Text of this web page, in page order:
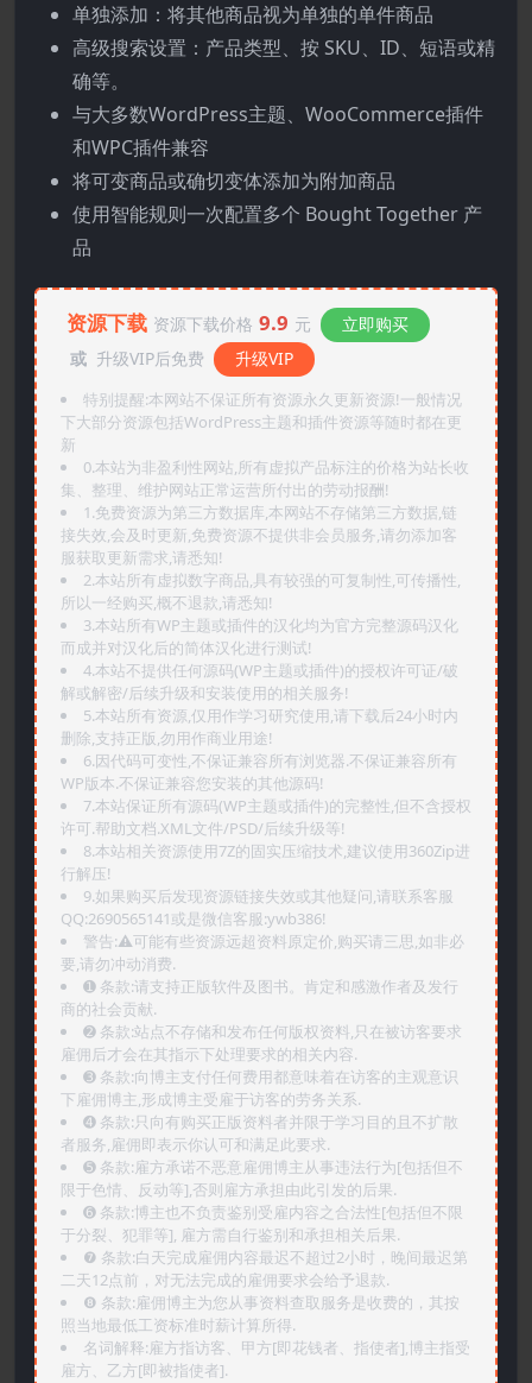
单独添加：将其他商品视为单独的单件商品
高级搜索设置：产品类型、按 SKU、ID、短语或精
确等。
与大多数WordPress主题、WooCommerce插件
和WPC插件兼容
将可变商品或确切变体添加为附加商品
使用智能规则一次配置多个 Bought Together 产
品
资源下载 资源下载价格 9.9 元
立即购买
或 升级VIP后免费 升级VIP
特别提醒:本网站不保证所有资源永久更新资源!一般情况
下大部分资源包括WordPress主题和插件资源等随时都在更
新
0.本站为非盈利性网站,所有虚拟产品标注的价格为站长收
集、整理、维护网站正常运营所付出的劳动报酬!
1.免费资源为第三方数据库,本网站不存储第三方数据,链
接失效,会及时更新,免费资源不提供非会员服务,请勿添加客
服获取更新需求,请悉知!
2.本站所有虚拟数字商品,具有较强的可复制性,可传播性,
所以一经购买,概不退款,请悉知!
3.本站所有WP主题或插件的汉化均为官方完整源码汉化
而成并对汉化后的简体汉化进行测试!
4.本站不提供任何源码(WP主题或插件)的授权许可证/破
解或解密/后续升级和安装使用的相关服务!
5.本站所有资源,仅用作学习研究使用,请下载后24小时内
删除,支持正版,勿用作商业用途!
6.因代码可变性,不保证兼容所有浏览器.不保证兼容所有
WP版本.不保证兼容您安装的其他源码!
7.本站保证所有源码(WP主题或插件)的完整性,但不含授权
许可.帮助文档.XML文件/PSD/后续升级等!
8.本站相关资源使用7Z的固实压缩技术,建议使用360Zip进
行解压!
9.如果购买后发现资源链接失效或其他疑问,请联系客服
QQ:2690565141或是微信客服:ywb386!
警告:⚠️可能有些资源远超资料原定价,购买请三思,如非必
要,请勿冲动消费.
➊️ 条款:请支持正版软件及图书。肯定和感激作者及发行
商的社会贡献.
➋️ 条款:站点不存储和发布任何版权资料,只在被访客要求
雇佣后才会在其指示下处理要求的相关内容.
➌️ 条款:向博主支付任何费用都意味着在访客的主观意识
下雇佣博主,形成博主受雇于访客的劳务关系.
➍️ 条款:只向有购买正版资料者并限于学习目的且不扩散
者服务,雇佣即表示你认可和满足此要求.
➎ 条款:雇方承诺不恶意雇佣博主从事违法行为[包括但不
限于色情、反动等],否则雇方承担由此引发的后果.
➏️ 条款:博主也不负责鉴别受雇内容之合法性[包括但不限
于分裂、犯罪等], 雇方需自行鉴别和承担相关后果.
❼ 条款:白天完成雇佣内容最迟不超过2小时，晚间最迟第
二天12点前，对无法完成的雇佣要求会给予退款.
❽ 条款:雇佣博主为您从事资料查取服务是收费的，其按
照当地最低工资标准时薪计算所得.
名词解释:雇方指访客、甲方[即花钱者、指使者],博主指受
雇方、乙方[即被指使者].